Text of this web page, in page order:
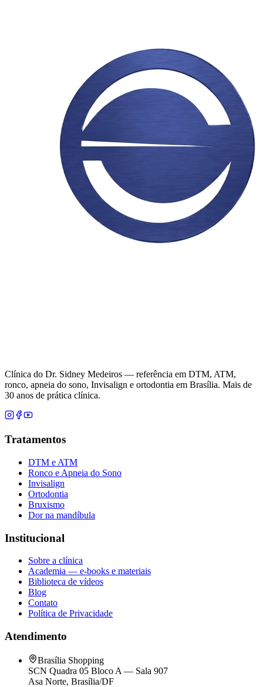
Clínica do Dr. Sidney Medeiros — referência em DTM, ATM,
ronco, apneia do sono, Invisalign e ortodontia em Brasília. Mais de
30 anos de prática clínica.
Tratamentos
DTM e ATM
Ronco e Apneia do Sono
Invisalign
Ortodontia
Bruxismo
Dor na mandíbula
Institucional
Sobre a clínica
Academia — e-books e materiais
Biblioteca de vídeos
Blog
Contato
Política de Privacidade
Atendimento
Brasília Shopping
SCN Quadra 05 Bloco A — Sala 907
Asa Norte, Brasília/DF